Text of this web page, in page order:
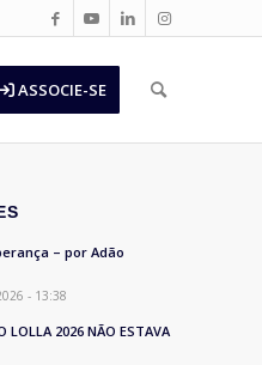
ASSOCIE-SE
– por Adão
- 13:38
LOLLA 2026 NÃO ESTAVA